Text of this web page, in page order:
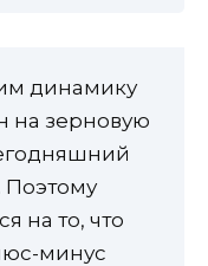
динамику
на зерновую
Поэтому
на то, что
минус